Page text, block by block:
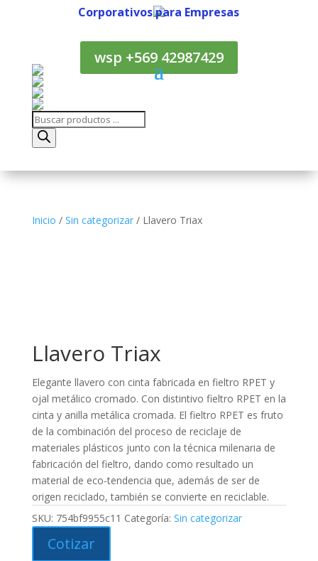
Corporativos para Empresas
wsp +569 42987429
Búsqueda
de
productos
Inicio / Sin categorizar/ Llavero Triax
Llavero Triax
Elegante llavero con cinta fabricada en fieltro RPET y
ojal metálico cromado. Con distintivo fieltro RPET en la
cinta y anilla metálica cromada. El fieltro RPET es fruto
de la combinación del proceso de reciclaje de
materiales plásticos junto con la técnica milenaria de
fabricación del fieltro, dando como resultado un
material de eco-tendencia que, además de ser de
origen reciclado, también se convierte en reciclable.
SKU: 754bf9955c11 Categoría: Sin categorizar
Cotizar